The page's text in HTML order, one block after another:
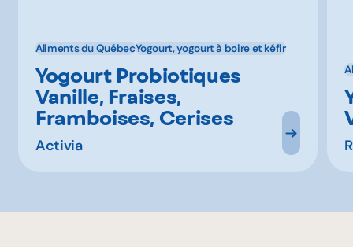
Aliments du QuébecYogourt, yogourt à boire et kéfir
Yogourt Probiotiques
Vanille, Fraises,
Framboises, Cerises
Activia